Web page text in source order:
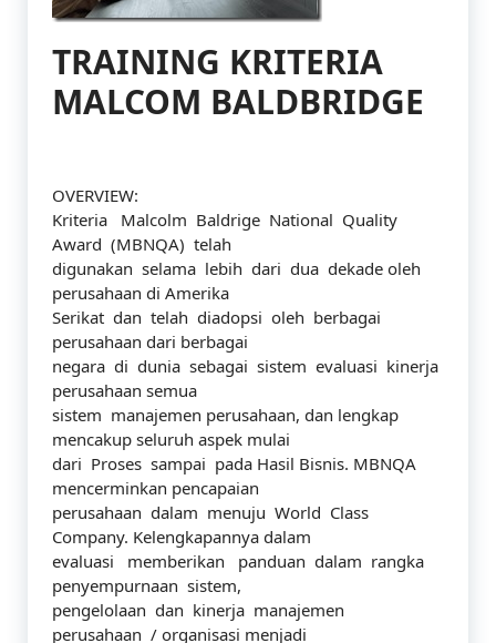
TRAINING KRITERIA
MALCOM BALDBRIDGE
OVERVIEW:
Kriteria Malcolm Baldrige National Quality
Award (MBNQA) telah
digunakan selama lebih dari dua dekade oleh
perusahaan di Amerika
Serikat dan telah diadopsi oleh berbagai
perusahaan dari berbagai
negara di dunia sebagai sistem evaluasi kinerja
perusahaan semua
sistem manajemen perusahaan, dan lengkap
mencakup seluruh aspek mulai
dari Proses sampai pada Hasil Bisnis. MBNQA
mencerminkan pencapaian
perusahaan dalam menuju World Class
Company. Kelengkapannya dalam
evaluasi memberikan panduan dalam rangka
penyempurnaan sistem,
pengelolaan dan kinerja manajemen
perusahaan / organisasi menjadi